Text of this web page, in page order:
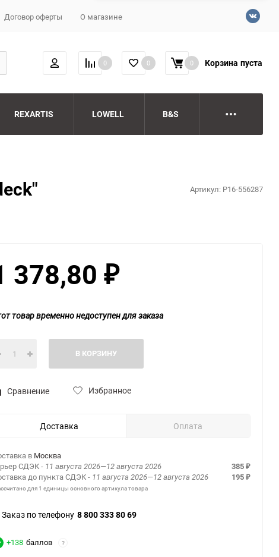
Договор оферты О магазине
0 0 0 Корзина пуста
REXARTIS LOWELL B&S
Артикул: P16-556287
378,80 ₽
товар временно недоступен для заказа
В КОРЗИНУ
Сравнение Избранное
Доставка Оплата
в Москва
СДЭК- 11 августа 2026—12 августа 2026 385 ₽
до пункта СДЭК- 11 августа 2026—12 августа 2026 195 ₽
для 1 единицы основного артикула товара
Заказ по телефону 8 800 333 80 69
+138 баллов ?